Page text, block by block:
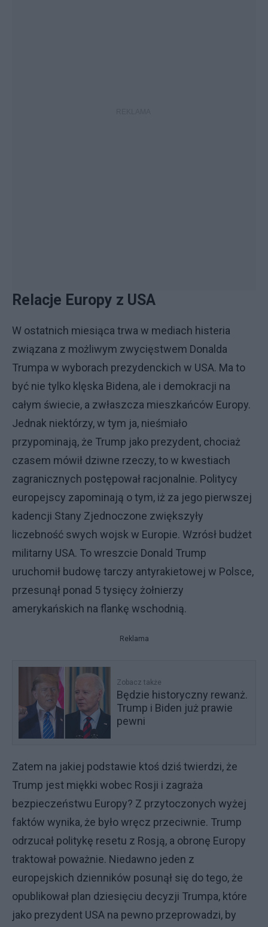
Relacje Europy z USA
W ostatnich miesiąca trwa w mediach histeria
związana z możliwym zwycięstwem Donalda
Trumpa w wyborach prezydenckich w USA. Ma to
być nie tylko klęska Bidena, ale i demokracji na
całym świecie, a zwłaszcza mieszkańców Europy.
Jednak niektórzy, w tym ja, nieśmiało
przypominają, że Trump jako prezydent, chociaż
czasem mówił dziwne rzeczy, to w kwestiach
zagranicznych postępował racjonalnie. Politycy
europejscy zapominają o tym, iż za jego pierwszej
kadencji Stany Zjednoczone zwiększyły
liczebność swych wojsk w Europie. Wzrósł budżet
militarny USA. To wreszcie Donald Trump
uruchomił budowę tarczy antyrakietowej w Polsce,
przesunął ponad 5 tysięcy żołnierzy
amerykańskich na flankę wschodnią.
Reklama
Zobacz także
Będzie historyczny rewanż.
Trump i Biden już prawie
pewni
Zatem na jakiej podstawie ktoś dziś twierdzi, że
Trump jest miękki wobec Rosji i zagraża
bezpieczeństwu Europy? Z przytoczonych wyżej
faktów wynika, że było wręcz przeciwnie. Trump
odrzucał politykę resetu z Rosją, a obronę Europy
traktował poważnie. Niedawno jeden z
europejskich dzienników posunął się do tego, że
opublikował plan dziesięciu decyzji Trumpa, które
jako prezydent USA na pewno przeprowadzi, by